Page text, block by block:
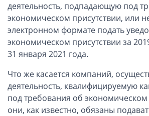
Европейские и резидентные компании
Английские партнерства LLP
Ирландские компании LTD
Компании в Сингапуре
Компании на Кипре
Канадские компании LTD
деятельность, подпадающую под
экономическом присутствии, или
электронном формате подать
экономическом присутствии за
31 января 2021 года.
Что же касается компаний,
деятельность, квалифицируемую
под требования об экономическом
они, как известно, обязаны